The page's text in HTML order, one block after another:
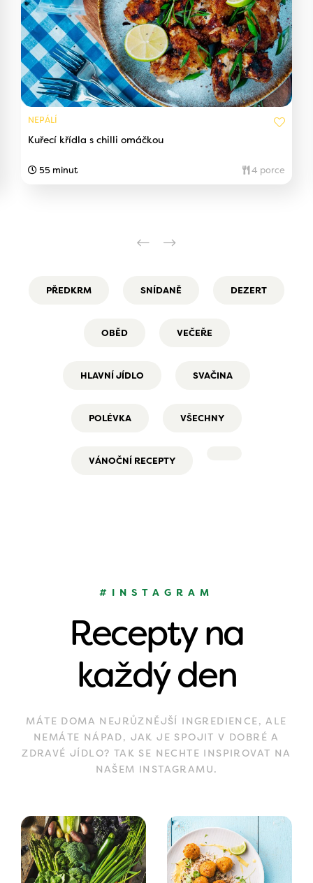
NEPÁLÍ
Kuřecí křídla s chilli omáčkou
55 minut 4 porce
PŘEDKRM SNÍDANĚ DEZERT
OBĚD VEČEŘE
HLAVNÍ JÍDLO SVAČINA
POLÉVKA VŠECHNY
VÁNOČNÍ RECEPTY
#INSTAGRAM
Recepty na
každý den
MÁTE DOMA NEJRŮZNĚJŠÍ INGREDIENCE, ALE
NEMÁTE NÁPAD, JAK JE SPOJIT V DOBRÉ A
ZDRAVÉ JÍDLO? TAK SE NECHTE INSPIROVAT NA
NAŠEM INSTAGRAMU.